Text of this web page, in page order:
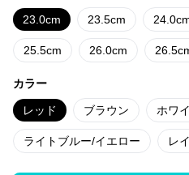
23.0cm 23.5cm
25.5cm 26.0cm
カラー
レッド ブラウン ホワ
ライトブルー/イエロー レ